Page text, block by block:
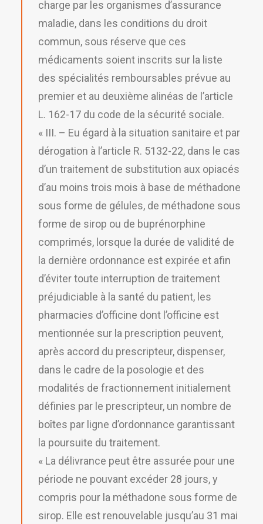
charge par les organismes d’assurance
maladie, dans les conditions du droit
commun, sous réserve que ces
médicaments soient inscrits sur la liste
des spécialités remboursables prévue au
premier et au deuxième alinéas de l’article
L. 162-17 du code de la sécurité sociale.
« III. – Eu égard à la situation sanitaire et par
dérogation à l’article R. 5132-22, dans le cas
d’un traitement de substitution aux opiacés
d’au moins trois mois à base de méthadone
sous forme de gélules, de méthadone sous
forme de sirop ou de buprénorphine
comprimés, lorsque la durée de validité de
la dernière ordonnance est expirée et afin
d’éviter toute interruption de traitement
préjudiciable à la santé du patient, les
pharmacies d’officine dont l’officine est
mentionnée sur la prescription peuvent,
après accord du prescripteur, dispenser,
dans le cadre de la posologie et des
modalités de fractionnement initialement
définies par le prescripteur, un nombre de
boîtes par ligne d’ordonnance garantissant
la poursuite du traitement.
« La délivrance peut être assurée pour une
période ne pouvant excéder 28 jours, y
compris pour la méthadone sous forme de
sirop. Elle est renouvelable jusqu’au 31 mai